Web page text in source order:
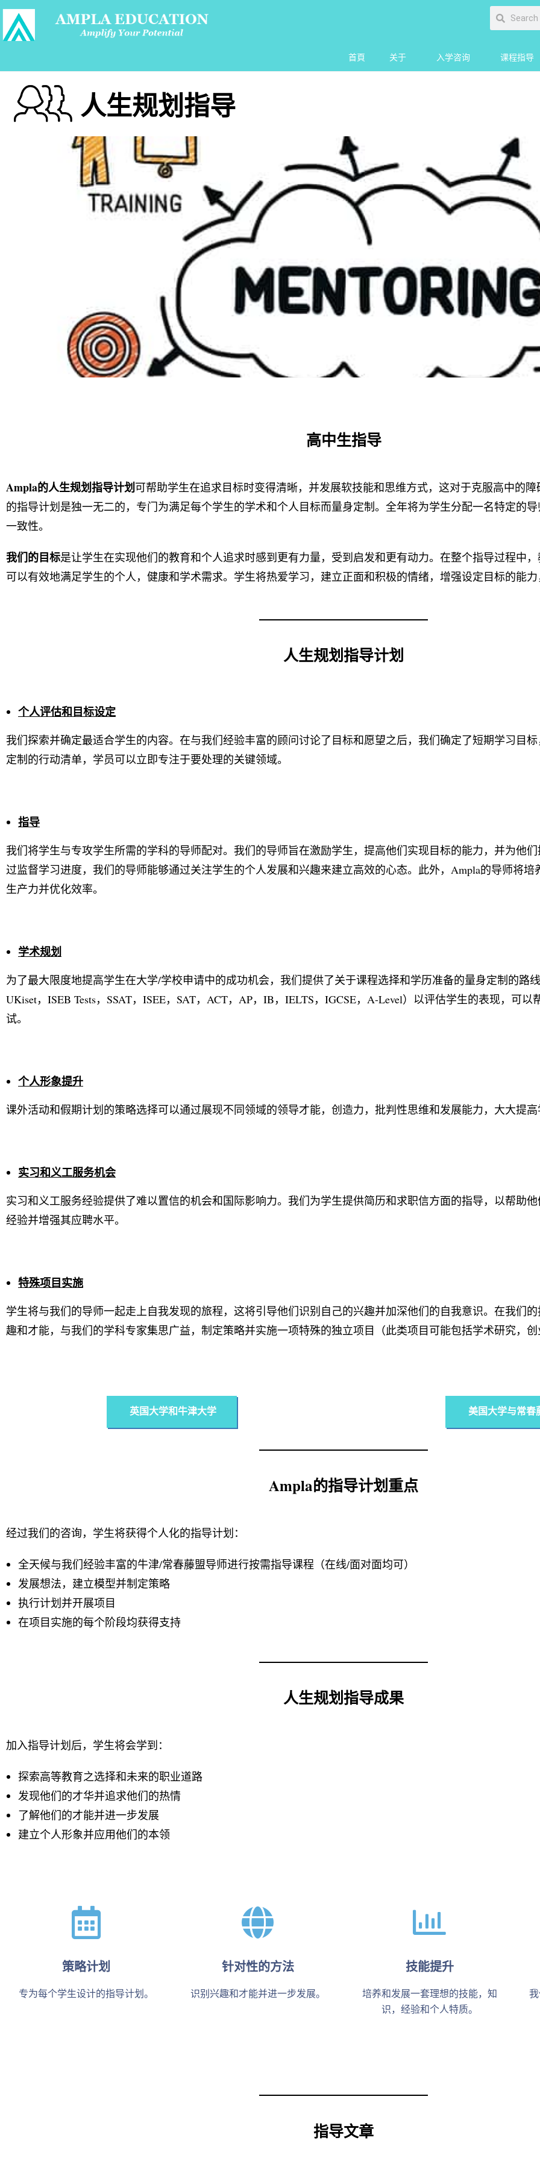
首頁 关于 入学咨询 课程指导
人生规划指导
高中生指导
Ampla的人生规划指导计划可帮助学生在追求目标时变得清晰，并发展软技能和思维方式，这对于克服高中的
的指导计划是独一无二的，专门为满足每个学生的学术和个人目标而量身定制。全年将为学生分配一名特定的
一致性。
我们的目标是让学生在实现他们的教育和个人追求时感到更有力量，受到启发和更有动力。在整个指导过程中
可以有效地满足学生的个人，健康和学术需求。学生将热爱学习，建立正面和积极的情绪，增强设定目标的能
人生规划指导计划
个人评估和目标设定
我们探索并确定最适合学生的内容。在与我们经验丰富的顾问讨论了目标和愿望之后，我们确定了短期学习目
定制的行动清单，学员可以立即专注于要处理的关键领域。
指导
我们将学生与专攻学生所需的学科的导师配对。我们的导师旨在激励学生，提高他们实现目标的能力，并为他
过监督学习进度，我们的导师能够通过关注学生的个人发展和兴趣来建立高效的心态。此外，Ampla的导师将
生产力并优化效率。
学术规划
为了最大限度地提高学生在大学/学校申请中的成功机会，我们提供了关于课程选择和学历准备的量身定制的路
UKiset，ISEB Tests，SSAT，ISEE，SAT，ACT，AP，IB，IELTS，IGCSE，A-Level）以评估学生的表现，可
试。
个人形象提升
课外活动和假期计划的策略选择可以通过展现不同领域的领导才能，创造力，批判性思维和发展能力，大大提
实习和义工服务机会
实习和义工服务经验提供了难以置信的机会和国际影响力。我们为学生提供简历和求职信方面的指导，以帮助
经验并增强其应聘水平。
特殊项目实施
学生将与我们的导师一起走上自我发现的旅程，这将引导他们识别自己的兴趣并加深他们的自我意识。在我们
趣和才能，与我们的学科专家集思广益，制定策略并实施一项特殊的独立项目（此类项目可能包括学术研究，
英国大学和牛津大学 美国大学与常春
Ampla的指导计划重点
经过我们的咨询，学生将获得个人化的指导计划：
全天候与我们经验丰富的牛津/常春藤盟导师进行按需指导课程（在线/面对面均可）
发展想法，建立模型并制定策略
执行计划并开展项目
在项目实施的每个阶段均获得支持
人生规划指导成果
加入指导计划后，学生将会学到：
探索高等教育之选择和未来的职业道路
发现他们的才华并追求他们的热情
了解他们的才能并进一步发展
建立个人形象并应用他们的本领
策略计划
专为每个学生设计的指导计划。
针对性的方法
识别兴趣和才能并进一步发展。
技能提升
培养和发展一套理想的技能，知
识，经验和个人特质。
指导文章